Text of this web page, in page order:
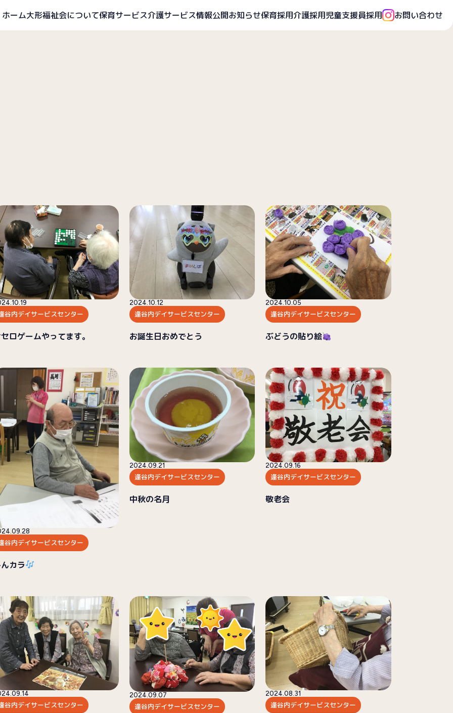
ホーム大形福祉会について保育サービス介護サービス情報公開お知らせ保育採用介護採用児童支援員採用 お問い合わせ
谷内デイサービスセンター
ロゲームやってます。
2024.10.12
逢谷内デイサービスセンター
お誕生日おめでとう
2024.10.05
逢谷内デイサービスセンター
ぶどうの貼り絵
谷内デイサービスセンター
カラ
2024.09.21
逢谷内デイサービスセンター
中秋の名月
2024.09.16
逢谷内デイサービスセンター
敬老会
谷内デイサービスセンター
2024.09.07
逢谷内デイサービスセンター
2024.08.31
逢谷内デイサービスセンター